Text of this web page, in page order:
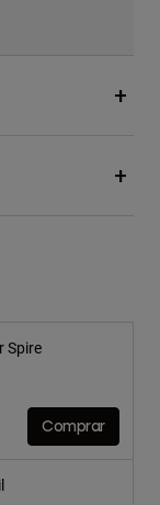
Spire
Comprar